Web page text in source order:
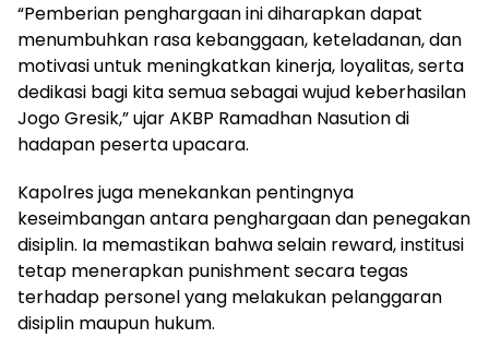
“Pemberian penghargaan ini diharapkan dapat
menumbuhkan rasa kebanggaan, keteladanan, dan
motivasi untuk meningkatkan kinerja, loyalitas, serta
dedikasi bagi kita semua sebagai wujud keberhasilan
Jogo Gresik,” ujar AKBP Ramadhan Nasution di
hadapan peserta upacara.
Kapolres juga menekankan pentingnya
keseimbangan antara penghargaan dan penegakan
disiplin. Ia memastikan bahwa selain reward, institusi
tetap menerapkan punishment secara tegas
terhadap personel yang melakukan pelanggaran
disiplin maupun hukum.